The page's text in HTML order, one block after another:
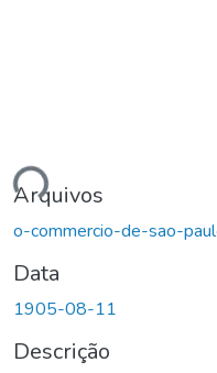
Arquivos
o-commercio-de-sao-
Data
1905-08-11
Descrição